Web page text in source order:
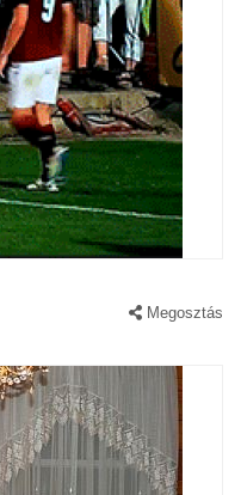
Megosztás